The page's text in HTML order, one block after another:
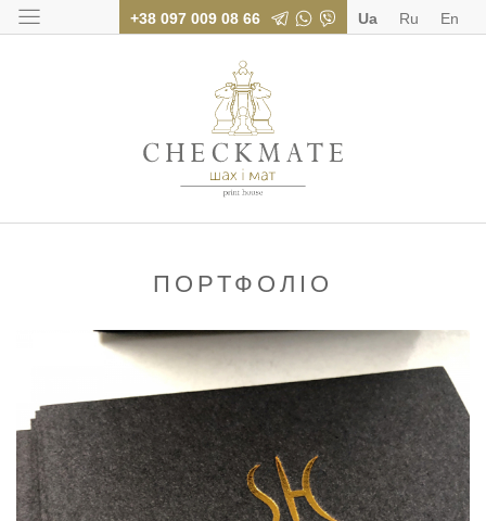
+38 097 009 08 66 Ua Ru En
ПОРТФОЛІО